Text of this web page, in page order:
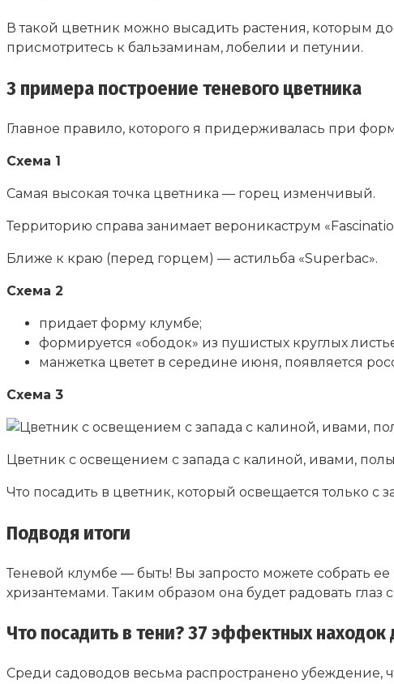
В такой цветник можно высадить растения, которым
присмотритесь к бальзаминам, лобелии и петунии.
3 примера построение теневого цветника
Главное правило, которого я придерживалась при
Схема 1
Самая высокая точка цветника — горец изменчивый.
Территорию справа занимает вероникаструм
Ближе к краю (перед горцем) — астильба «Superbac».
Схема 2
придает форму клумбе;
формируется «ободок» из пушистых круглых
манжетка цветет в середине июня, появляется
Схема 3
Цветник с освещением с запада с калиной, ивами,
Что посадить в цветник, который освещается только с
Подводя итоги
Теневой клумбе — быть! Вы запросто можете собрать
хризантемами. Таким образом она будет радовать глаз
Что посадить в тени? 37 эффектных находок
Среди садоводов весьма распространено убеждение,